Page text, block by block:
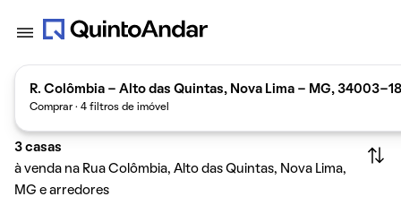
R. Colômbia - Alto das Quintas, Nova Lima - MG, 34003-
Comprar · 4 filtros de imóvel
3 casas
à venda na Rua Colômbia, Alto das Quintas, Nova Lima,
MG e arredores